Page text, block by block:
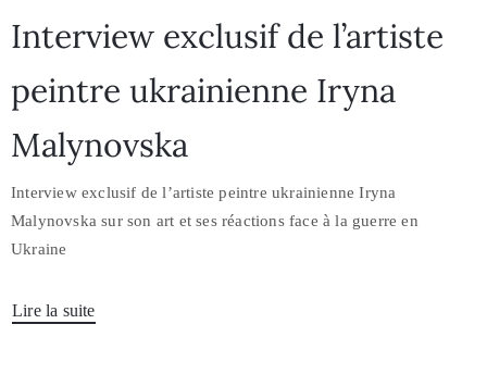
Interview exclusif de l’artiste
peintre ukrainienne Iryna
Malynovska
Interview exclusif de l’artiste peintre ukrainienne Iryna
Malynovska sur son art et ses réactions face à la guerre en
Ukraine
Lire la suite